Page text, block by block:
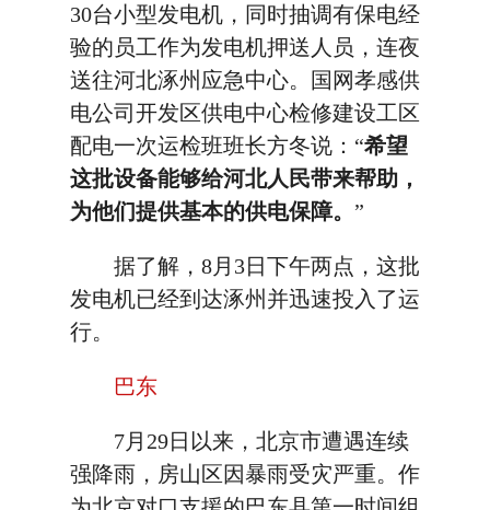
30台小型发电机，同时抽调有保电经
验的员工作为发电机押送人员，连夜
送往河北涿州应急中心。国网孝感供
电公司开发区供电中心检修建设工区
配电一次运检班班长方冬说：“希望
这批设备能够给河北人民带来帮助，
为他们提供基本的供电保障。 ”
据了解，8月3日下午两点，这批
发电机已经到达涿州并迅速投入了运
行。
巴东
7月29日以来，北京市遭遇连续
强降雨，房山区因暴雨受灾严重。作